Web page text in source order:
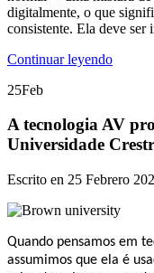
digitalmente, o que
consistente. Ela deve ser
Continuar leyendo
25Feb
A tecnologia AV
Universidade
Escrito en 25 Febrero
Quando pensamos em
assumimos que ela é